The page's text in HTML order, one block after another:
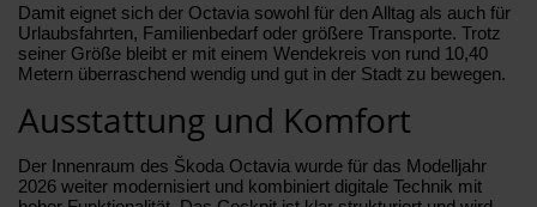
Damit eignet sich der Octavia sowohl für den Alltag als auch für
Urlaubsfahrten, Familienbedarf oder größere Transporte. Trotz
seiner Größe bleibt er mit einem Wendekreis von rund 10,40
Metern überraschend wendig und gut in der Stadt zu bewegen.
Ausstattung und Komfort
Der Innenraum des Škoda Octavia wurde für das Modelljahr
2026 weiter modernisiert und kombiniert digitale Technik mit